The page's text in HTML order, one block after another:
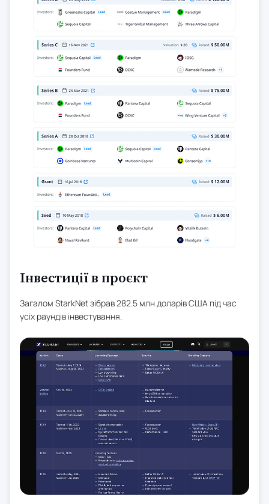
Інвестиції в проєкт
Загалом StarkNet зібрав 282.5 млн доларів США під час
усіх раундів інвестування.